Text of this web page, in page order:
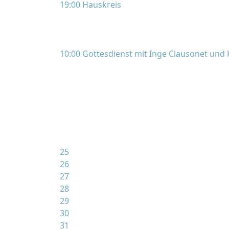
19:00 Hauskreis
10:00 Gottesdienst mit Inge Clausonet und
25
26
27
28
29
30
31